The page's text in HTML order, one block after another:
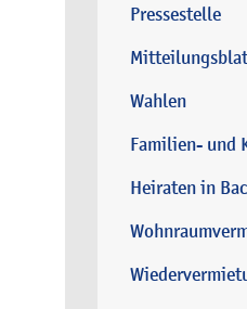
Pressestelle
Wahlen
Familien- und
Heiraten in